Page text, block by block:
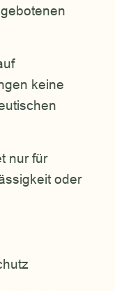
keine
nur für
oder